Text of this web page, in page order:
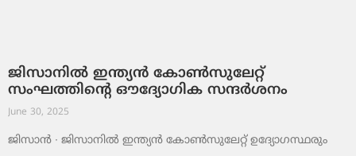
ജിസാനിൽ ഇന്ത്യൻ കോൺസുലേറ്റ്
സംഘത്തിന്റെ ഔദ്യോഗിക സന്ദർശനം
June 30, 2025
ജിസാൻ ∙ ജിസാനിൽ ഇന്ത്യൻ കോൺസുലേറ്റ് ഉദ്യോഗസ്ഥരും